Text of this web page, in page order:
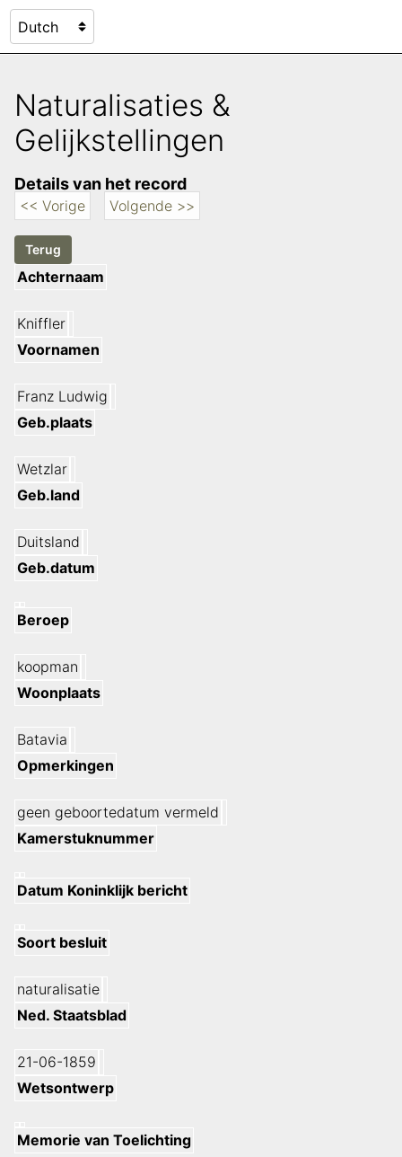
Naturalisaties &
Gelijkstellingen
Details van het record
<< Vorige Volgende >>
Achternaam
Kniffler
Voornamen
Franz Ludwig
Geb.plaats
Wetzlar
Geb.land
Duitsland
Geb.datum
Beroep
koopman
Woonplaats
Batavia
Opmerkingen
geen geboortedatum vermeld
Kamerstuknummer
Datum Koninklijk bericht
Soort besluit
naturalisatie
Ned. Staatsblad
21-06-1859
Wetsontwerp
Memorie van Toelichting